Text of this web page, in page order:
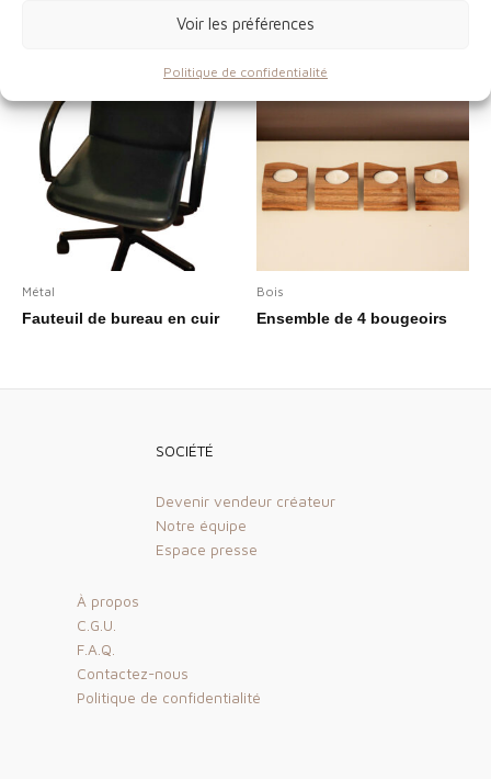
Voir les préférences
Politique de confidentialité
Métal
Fauteuil de bureau en cuir
Bois
Ensemble de 4 bougeoirs
SOCIÉTÉ
Devenir vendeur créateur
Notre équipe
Espace presse
À propos
C.G.U.
F.A.Q.
Contactez-nous
Politique de confidentialité